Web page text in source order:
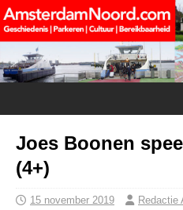
Joes Boonen
(4+)
15 november 2019 Redactie